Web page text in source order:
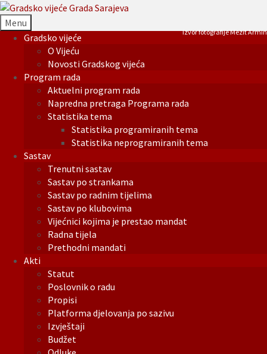
Menu
Gradsko vijeće
O Vijeću
Novosti Gradskog vijeća
Program rada
Aktuelni program rada
Napredna pretraga Programa rada
Statistika tema
Statistika programiranih tema
Statistika neprogramiranih tema
Sastav
Trenutni sastav
Sastav po strankama
Sastav po radnim tijelima
Sastav po klubovima
Vijećnici kojima je prestao mandat
Radna tijela
Prethodni mandati
Akti
Statut
Poslovnik o radu
Propisi
Platforma djelovanja po sazivu
Izvještaji
Budžet
Izvor fotografije Mezit Armin